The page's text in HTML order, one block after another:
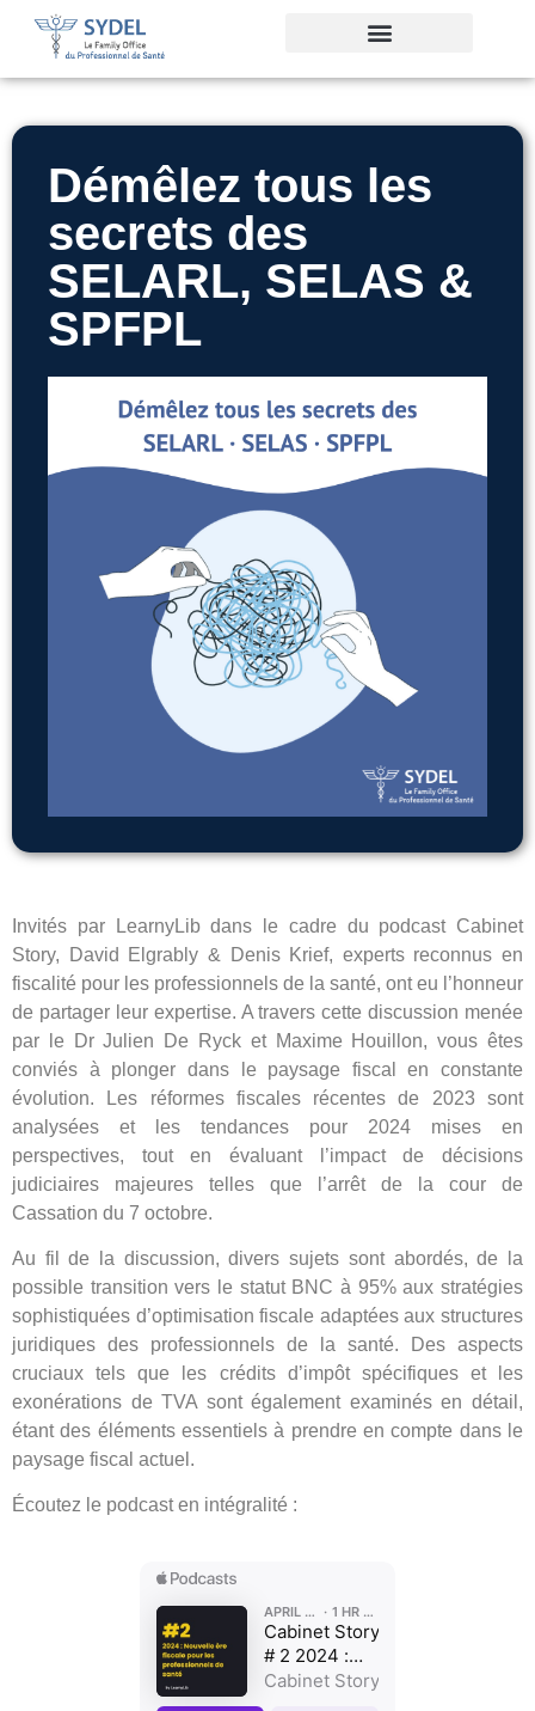
Démêlez tous les
secrets des
SELARL, SELAS &
SPFPL
Invités par LearnyLib dans le cadre du podcast Cabinet
Story, David Elgrably & Denis Krief, experts reconnus en
fiscalité pour les professionnels de la santé, ont eu l’honneur
de partager leur expertise. A travers cette discussion menée
par le Dr Julien De Ryck et Maxime Houillon, vous êtes
conviés à plonger dans le paysage fiscal en constante
évolution. Les réformes fiscales récentes de 2023 sont
analysées et les tendances pour 2024 mises en
perspectives, tout en évaluant l’impact de décisions
judiciaires majeures telles que l’arrêt de la cour de
Cassation du 7 octobre.
Au fil de la discussion, divers sujets sont abordés, de la
possible transition vers le statut BNC à 95% aux stratégies
sophistiquées d’optimisation fiscale adaptées aux structures
juridiques des professionnels de la santé. Des aspects
cruciaux tels que les crédits d’impôt spécifiques et les
exonérations de TVA sont également examinés en détail,
étant des éléments essentiels à prendre en compte dans le
paysage fiscal actuel.
Écoutez le podcast en intégralité :